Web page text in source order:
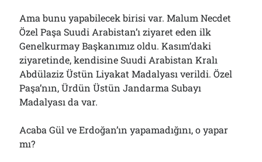
Ama bunu yapabilecek birisi var. Malum Necdet
Özel Paşa Suudi Arabistan’ı ziyaret eden ilk
Genelkurmay Başkanımız oldu. Kasım’daki
ziyaretinde, kendisine Suudi Arabistan Kralı
Abdülaziz Üstün Liyakat Madalyası verildi. Özel
Paşa’nın, Ürdün Üstün Jandarma Subayı
Madalyası da var.
Acaba Gül ve Erdoğan’ın yapamadığını, o yapar
mı?